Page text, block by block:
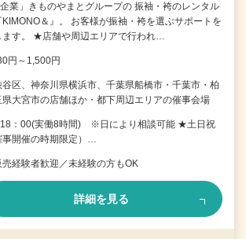
企業」きものやまとグループの 振袖・袴のレンタル
＆』。 お客様が振袖・袴を選ぶサポートを
ます。 ★店舗や周辺エリアで行われ…
円～1,500円
区、神奈川県横浜市、千葉県船橋市・千葉市・柏
県大宮市の店舗ほか・都下周辺エリアの催事会場
：00(実働8時間) ※日により相談可能 ★土日祝
開催の時期限定）…
経験者歓迎／未経験の方もOK
詳細を見る